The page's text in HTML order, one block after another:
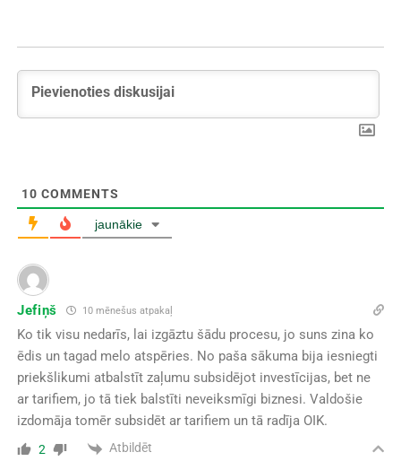
10 COMMENTS
jaunākie
Jefiņš 10 mēnešus atpakaļ
Ko tik visu nedarīs, lai izgāztu šādu procesu, jo suns zina ko
ēdis un tagad melo atspēries. No paša sākuma bija iesniegti
priekšlikumi atbalstīt zaļumu subsidējot investīcijas, bet ne
ar tarifiem, jo tā tiek balstīti neveiksmīgi biznesi. Valdošie
izdomāja tomēr subsidēt ar tarifiem un tā radīja OIK.
2 Atbildēt